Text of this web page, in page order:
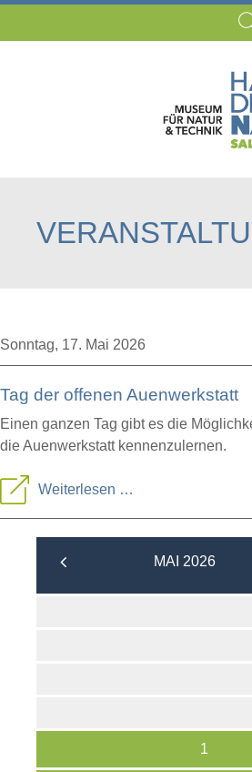
Sonntag, 17. Mai 2026
Tag der offenen Auenwerkstatt
Einen ganzen Tag gibt es die
die Auenwerkstatt kennenzulernen.
Weiterlesen …
der
MAI 2026
1